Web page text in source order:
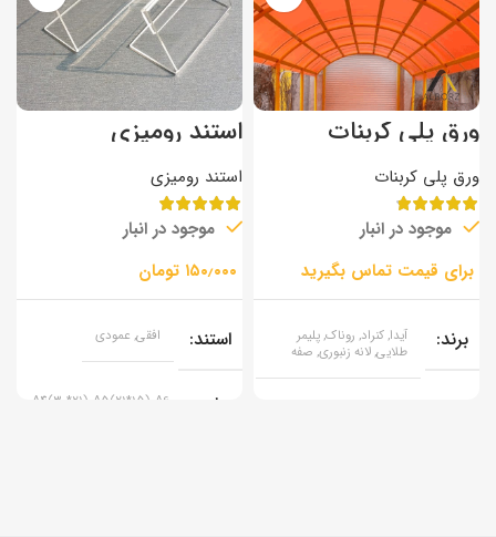
ورق پلی کربنات
دوجداره
ورق پلی کربنات
موجود در انبار
برند
آیدا, کنراد, روناک, پلیمر
طلایی, لانه زنبوری, صفه
استند رومیزی
استند رومیزی
موجود در انبار
تومان
استند افقی, عمودی
سایز
A4(30*21), A5(21*15), A6